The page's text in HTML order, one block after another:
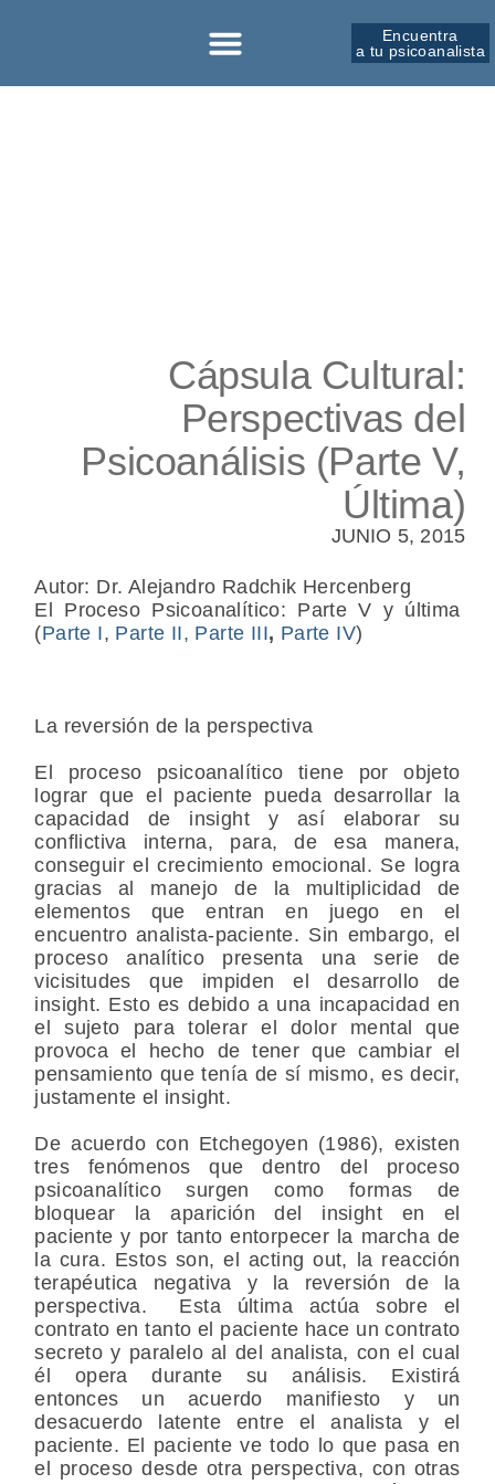
Encuentra
a tu psicoanalista
Cápsula Cultural:
Perspectivas del
Psicoanálisis (Parte V,
Última)
JUNIO 5, 2015
Autor: Dr. Alejandro Radchik Hercenberg
El Proceso Psicoanalítico: Parte V y última
(Parte I, Parte II, Parte III, Parte IV)
La reversión de la perspectiva
El proceso psicoanalítico tiene por objeto
lograr que el paciente pueda desarrollar la
capacidad de insight y así elaborar su
conflictiva interna, para, de esa manera,
conseguir el crecimiento emocional. Se logra
gracias al manejo de la multiplicidad de
elementos que entran en juego en el
encuentro analista-paciente. Sin embargo, el
proceso analítico presenta una serie de
vicisitudes que impiden el desarrollo de
insight. Esto es debido a una incapacidad en
el sujeto para tolerar el dolor mental que
provoca el hecho de tener que cambiar el
pensamiento que tenía de sí mismo, es decir,
justamente el insight.
De acuerdo con Etchegoyen (1986), existen
tres fenómenos que dentro del proceso
psicoanalítico surgen como formas de
bloquear la aparición del insight en el
paciente y por tanto entorpecer la marcha de
la cura. Estos son, el acting out, la reacción
terapéutica negativa y la reversión de la
perspectiva. Esta última actúa sobre el
contrato en tanto el paciente hace un contrato
secreto y paralelo al del analista, con el cual
él opera durante su análisis. Existirá
entonces un acuerdo manifiesto y un
desacuerdo latente entre el analista y el
paciente. El paciente ve todo lo que pasa en
el proceso desde otra perspectiva, con otras